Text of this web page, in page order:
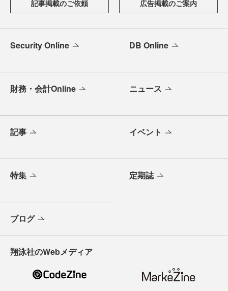
記事掲載のご依頼 広告掲載のご案内
Security Online DB Online
財務・会計Online ニュース
記事 イベント
特集 定期誌
ブログ
翔泳社のWebメディア